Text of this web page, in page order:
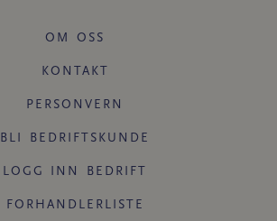
OM OSS
KONTAKT
PERSONVERN
BLI BEDRIFTSKUNDE
LOGG INN BEDRIFT
FORHANDLERLISTE